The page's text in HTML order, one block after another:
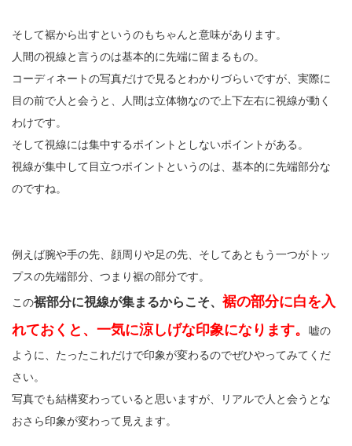
そして裾から出すというのもちゃんと意味があります。
人間の視線と言うのは基本的に先端に留まるもの。
コーディネートの写真だけで見るとわかりづらいですが、実際に
目の前で人と会うと、人間は立体物なので上下左右に視線が動く
わけです。
そして視線には集中するポイントとしないポイントがある。
視線が集中して目立つポイントというのは、基本的に先端部分な
のですね。
例えば腕や手の先、顔周りや足の先、そしてあともう一つがトッ
プスの先端部分、つまり裾の部分です。
この裾部分に視線が集まるからこそ、 裾の部分に白を入
れておくと、一気に涼しげな印象になります。
嘘の
ように、たったこれだけで印象が変わるのでぜひやってみてくだ
さい。
写真でも結構変わっていると思いますが、リアルで人と会うとな
おさら印象が変わって見えます。